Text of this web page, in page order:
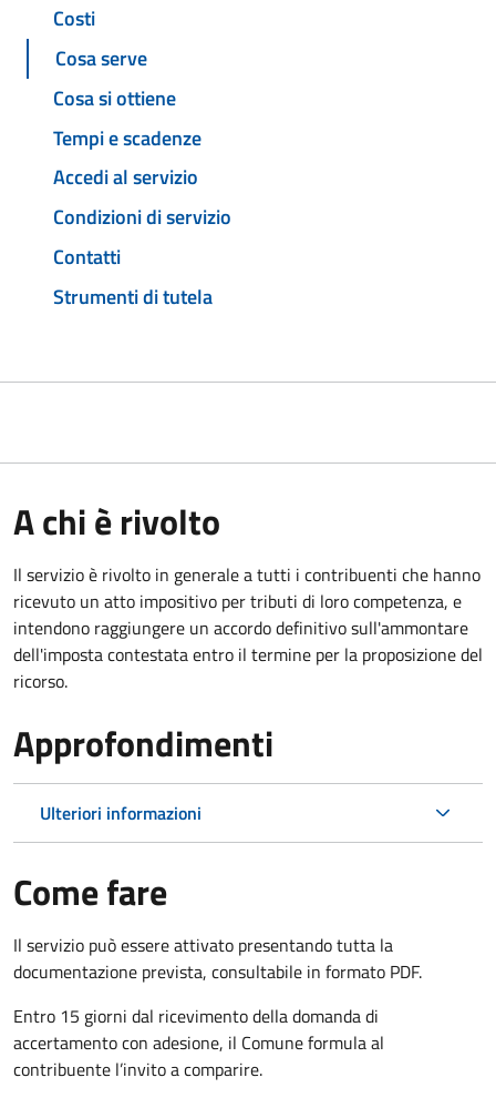
Costi
Cosa serve
Cosa si ottiene
Tempi e scadenze
Accedi al servizio
Condizioni di servizio
Contatti
Strumenti di tutela
A chi è rivolto
Il servizioè rivolto in generale a tutti i contribuenti che hanno
ricevuto un atto impositivo per tributi di loro competenza, e
intendono raggiungere un accordo definitivo sull'ammontare
dell'imposta contestata entro il termine per la proposizione del
ricorso.
Approfondimenti
Ulteriori informazioni
Come fare
Il servizio può essere attivato presentando tutta la
documentazione prevista, consultabile in formato PDF.
Entro 15 giorni dal ricevimento della domanda di
accertamento con adesione, il Comune formula al
contribuente l’invito a comparire.